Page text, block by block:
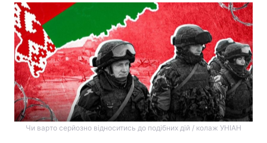
Чи варто серйозно відноситись до подібних дій / колаж УНІАН